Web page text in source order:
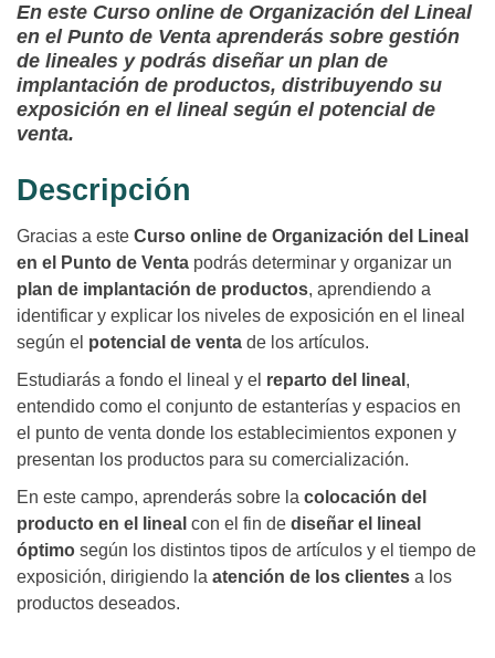
En este Curso online de Organización del Lineal
en el Punto de Venta aprenderás sobre gestión
de lineales y podrás diseñar un plan de
implantación de productos, distribuyendo su
exposición en el lineal según el potencial de
venta.
Descripción
Gracias a este Curso online de Organización del Lineal
en el Punto de Venta podrás determinar y organizar un
plan de implantación de productos, aprendiendo a
identificar y explicar los niveles de exposición en el lineal
según el potencial de venta de los artículos.
Estudiarás a fondo el lineal y el reparto del lineal ,
entendido como el conjunto de estanterías y espacios en
el punto de venta donde los establecimientos exponen y
presentan los productos para su comercialización.
En este campo, aprenderás sobre la colocación del
producto en el lineal con el fin de diseñar el lineal
óptimo según los distintos tipos de artículos y el tiempo de
exposición, dirigiendo la atención de los clientes a los
productos deseados.